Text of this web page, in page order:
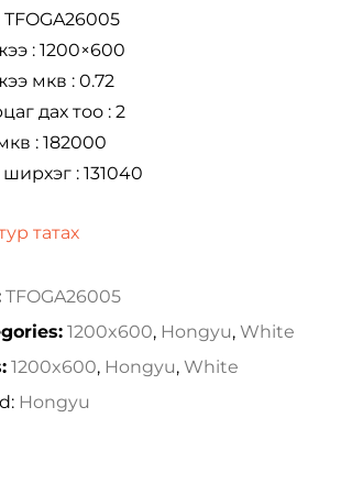
TFOGA26005
: 1200×600
мкв : 0.72
дах тоо : 2
: 182000
: 131040
татах
TFOGA26005
1200x600, Hongyu, White
1200x600, Hongyu, White
Hongyu